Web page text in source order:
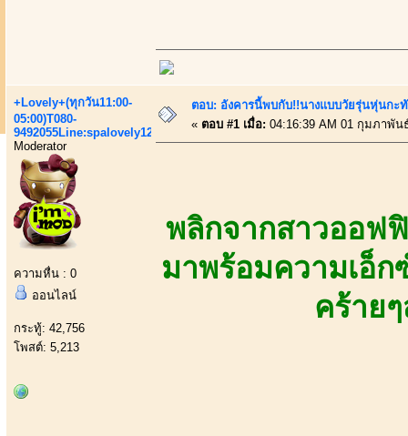
+Lovely+(ทุกวัน11:00-
05:00)T080-
9492055Line:spalovely123
Moderator
ความหื่น : 0
ออนไลน์
กระทู้: 42,756
โพสต์: 5,213
ตอบ: อังคารนี้พบกับ!!นางแบบวัยรุ่นหุ่นกะ
« ตอบ #1 เมื่อ: 04:16:39 AM 01 กุมภาพัน
พลิกจากสาวออฟ
มาพร้อมความเอ็
คร้าย